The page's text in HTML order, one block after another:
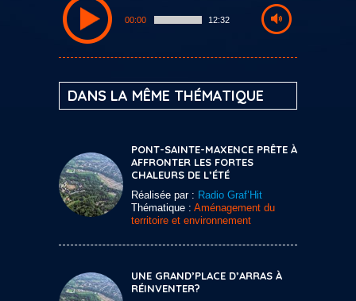
00:00 12:32
DANS LA MÊME THÉMATIQUE
PONT-SAINTE-MAXENCE PRÊTE À
AFFRONTER LES FORTES
CHALEURS DE L’ÉTÉ
Réalisée par : Radio Graf’Hit
Thématique : Aménagement du
territoire et environnement
UNE GRAND’PLACE D’ARRAS À
RÉINVENTER?